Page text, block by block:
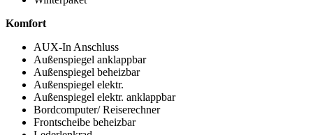
Komfort
AUX-In Anschluss
Außenspiegel anklappbar
Außenspiegel beheizbar
Außenspiegel elektr.
Außenspiegel elektr. anklappbar
Bordcomputer/ Reiserechner
Frontscheibe beheizbar